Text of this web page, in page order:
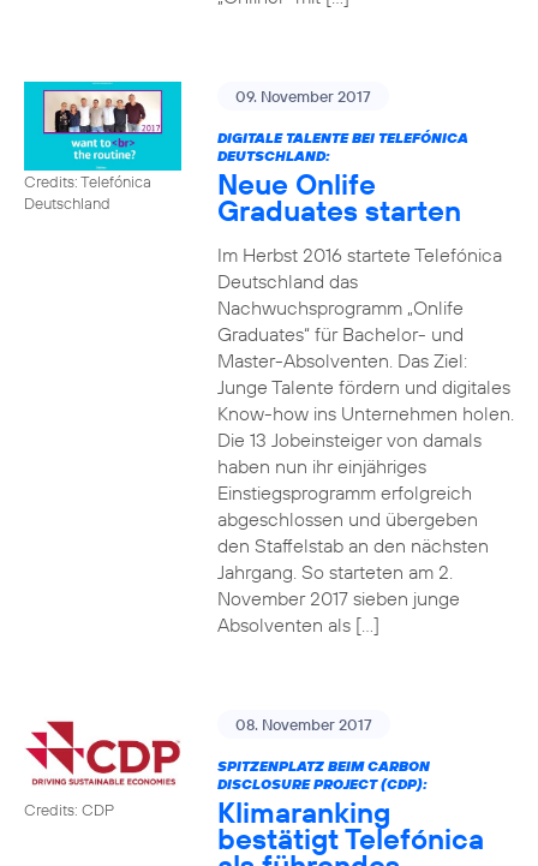
Credits: Telefónica
Deutschland
09. November 2017
DIGITALE TALENTE BEI TELEFÓNICA
DEUTSCHLAND:
Neue Onlife
Graduates starten
Im Herbst 2016 startete Telefónica
Deutschland das
Nachwuchsprogramm „Onlife
Graduates“ für Bachelor- und
Master-Absolventen. Das Ziel:
Junge Talente fördern und digitales
Know-how ins Unternehmen holen.
Die 13 Jobeinsteiger von damals
haben nun ihr einjähriges
Einstiegsprogramm erfolgreich
abgeschlossen und übergeben
den Staffelstab an den nächsten
Jahrgang. So starteten am 2.
November 2017 sieben junge
Absolventen als […]
Credits: CDP
08. November 2017
SPITZENPLATZ BEIM CARBON
DISCLOSURE PROJECT (CDP):
Klimaranking
bestätigt Telefónica